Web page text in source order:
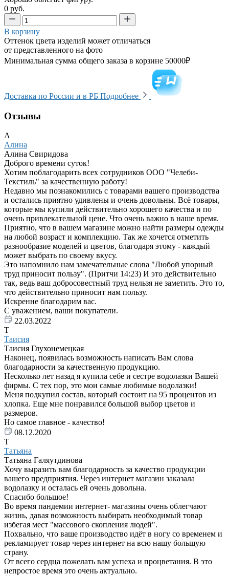
0 руб.
В корзину
Оттенок цвета изделий может отличаться
от представленного на фото
Минимальная сумма общего заказа в корзине 50000₽
Доставка по России и в РБ Подробнее
Отзывы
А
Алина
Алина Свиридова
Доброго времени суток!
Хотим поблагодарить всех сотрудников ООО "Челеби-
Текстиль" за качественную работу!
Недавно мы познакомились с товарами вашего производства
и остались приятно удивлены и очень довольны. Всё товары,
которые мы купили действительно хорошего качества и по
очень привлекательной цене. Что очень важно в наше время.
Приятно, что в вашем магазине можно найти размеры одежды
на любой возраст и комплекцию. Так же хочется отметить
разнообразие моделей и цветов, благодаря этому - каждый
может выбрать по своему вкусу.
Это напомнило нам замечательные слова "Любой упорный
труд приносит пользу". (Притчи 14:23) И это действительно
так, ведь ваш добросовестный труд нельзя не заметить. Это то,
что действительно приносит нам пользу.
Искренне благодарим вас.
С уважением, ваши покупатели.
22.03.2022
Т
Таисия
Таисия Глухонемецкая
Наконец, появилась возможность написать Вам слова
благодарности за качественную продукцию.
Несколько лет назад я купила себе и сестре водолазки Вашей
фирмы. С тех пор, это мои самые любимые водолазки!
Меня подкупил состав, который состоит на 95 процентов из
хлопка. Еще мне понравился большой выбор цветов и
размеров.
Но самое главное - качество!
08.12.2020
Т
Татьяна
Татьяна Галяутдинова
Хочу выразить вам благодарность за качество продукции
вашего предприятия. Через интернет магазин заказала
водолазку и осталась ей очень довольна.
Спасибо большое!
Во время пандемии интернет- магазины очень облегчают
жизнь, давая возможность выбирать необходимый товар
избегая мест "массового скопления людей".
Похвально, что ваше производство идёт в ногу со временем и
рекламирует товар через интернет на всю нашу большую
страну.
От всего сердца пожелать вам успеха и процветания. В это
непростое время это очень актуально.